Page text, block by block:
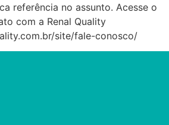
referência no assunto. Acesse o
com a Renal Quality
site/fale-conosco/